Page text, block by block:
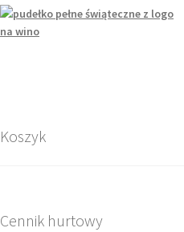
Koszyk
Cennik hurtowy